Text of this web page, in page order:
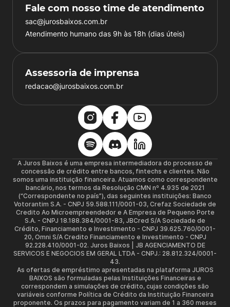
Fale com nosso time de atendimento
sac@jurosbaixos.com.br
Atendimento humano das 9h às 18h (dias úteis)
Assessoria de imprensa
redacao@jurosbaixos.com.br
A Juros Baixos é uma empresa intermediadora do processo de
concessão de crédito entre bancos, fintechs e clientes. Não
somos uma instituição financeira. Atuamos como correspondente
bancário, nos termos da Resolução CMN nº 4.935 de 2021
(“Correspondente no país”), das seguintes instituições: Banco
Votorantim S.A. - CNPJ 59.588.111/0001-03, Crefaz Sociedade de
Credito Ao Microempreendedor e A Empresa de Pequeno Porte
S.A. - CNPJ 18.188.384/0001-83, JBCred S/A Sociedade de
Crédito, Financiamento e Investimento - CNPJ 39.625.760/0001-
20, Omni S/A Credito Financiamento e Investimento - CNPJ
92.228.410/0001-02. Juros Baixos | JB AGENCIAMENTO DE
SERVICOS E NEGOCIOS EM GERAL LTDA - CNPJ.: 28.812.324/0001-
43.
As ofertas de empréstimo apresentadas na plataforma JUROS
BAIXOS são formuladas pelas Instituições Financeiras e
correspondem a simulações de crédito, cujas condições são
variáveis conforme Política de Crédito da Instituição Financeira
proponente. Os prazos para pagamento variam de 1 a 360 meses